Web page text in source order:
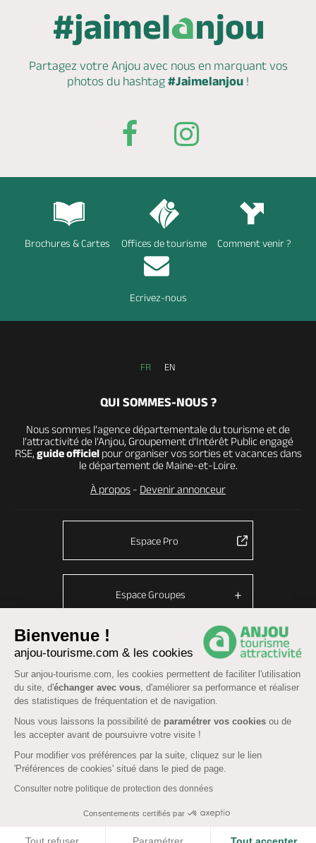
Bienvenue !
anjou-tourisme.com & les cookies
Sur anjou-tourisme.com, les cookies permettent de faciliter l'utilisation
du site, d'échanger avec vous, d'améliorer sa performance et réaliser
des statistiques de fréquentation et de navigation.
Nous vous laissons la possibilité de paramétrer vos cookies ou de
les accepter avant de poursuivre votre visite !
Pour modifier vos préférences par la suite, cliquez sur le lien
'Préférences de cookies' situé dans le pied de page.
Consulter notre politique de protection des données
Consentements certifiés par
Partagez votre Anjou avec nous en marquantvos
photos du hashtag #Jaimelanjou !
Brochures & Cartes Offices de tourisme Comment venir ?
Ecrivez-nous
FR EN
QUI SOMMES-NOUS ?
Nous sommes l’agence départementale du tourisme et de
l’attractivité de l’Anjou, Groupement d’Intérêt Public engagé
RSE, guide officielpour organiser vos sorties et vacances dans
le département de Maine-et-Loire.
À propos - Devenir annonceur
Espace Pro
Espace Groupes
© Anjou tourisme 2026 -Plan du site-Fonctionnement du site
Mentions légales Données personnelles
CGU Réservation-Accessibilité : partiellement conforme